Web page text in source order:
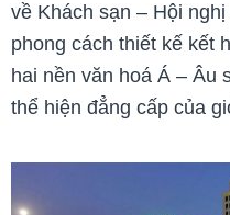
về Khách sạn – Hội
phong cách thiết kế kết
hai nền văn hoá Á – Âu
thể hiện đẳng cấp của